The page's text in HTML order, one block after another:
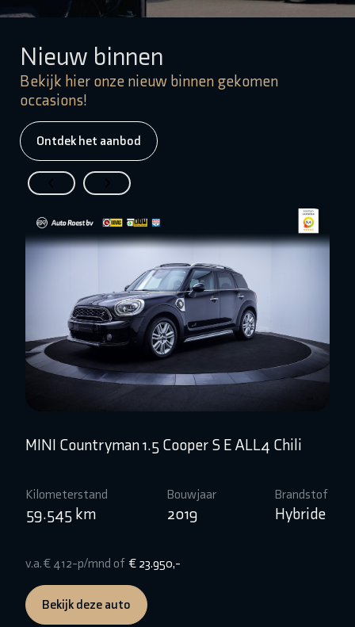
Nieuw binnen
Bekijk hier onze nieuw binnen gekomen
occasions!
Ontdek het aanbod
MINI Countryman 1.5 Cooper S E ALL4 Chili
Kilometerstand
59.545 km
Bouwjaar
2019
Brandstof
Hybride
v.a. € 412-p/mnd of € 23.950,-
Bekijk deze auto